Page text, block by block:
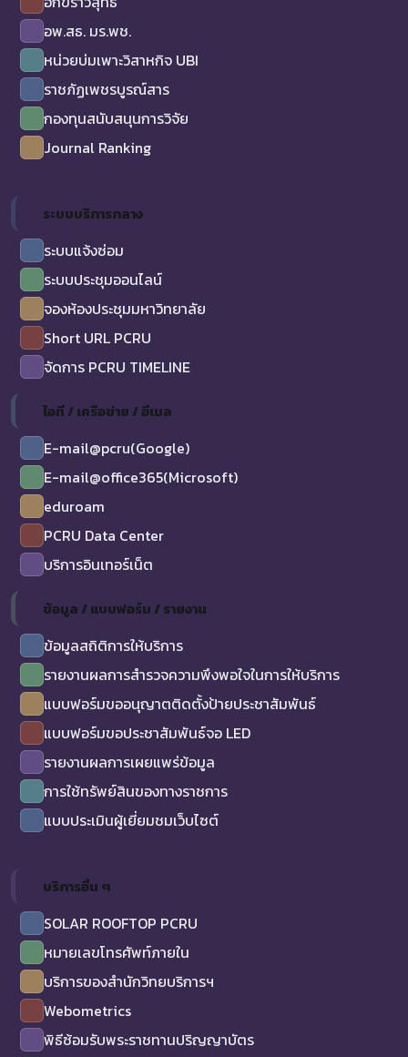
อพ.สธ. มร.พช.
หน่วยบ่มเพาะวิสาหกิจ UBI
ราชภัฏเพชรบูรณ์สาร
กองทุนสนับสนุนการวิจัย
Journal Ranking
ระบบบริการกลาง
ระบบแจ้งซ่อม
ระบบประชุมออนไลน์
จองห้องประชุมมหาวิทยาลัย
Short URL PCRU
จัดการ PCRU TIMELINE
ไอที / เครือข่าย / อีเมล
E-mail@pcru(Google)
E-mail@office365(Microsoft)
eduroam
PCRU Data Center
บริการอินเทอร์เน็ต
ข้อมูล / แบบฟอร์ม / รายงาน
ข้อมูลสถิติการให้บริการ
รายงานผลการสำรวจความพึงพอใจในการให้บริการ
แบบฟอร์มขออนุญาตติดตั้งป้ายประชาสัมพันธ์
แบบฟอร์มขอประชาสัมพันธ์จอ LED
รายงานผลการเผยแพร่ข้อมูล
การใช้ทรัพย์สินของทางราชการ
แบบประเมินผู้เยี่ยมชมเว็บไซต์
บริการอื่น ๆ
SOLAR ROOFTOP PCRU
หมายเลขโทรศัพท์ภายใน
บริการของสำนักวิทยบริการฯ
Webometrics
พิธีซ้อมรับพระราชทานปริญญาบัตร